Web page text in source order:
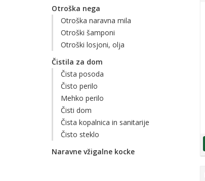
Otroška nega
Otroška naravna mila
Otroški šamponi
Otroški losjoni, olja
Čistila za dom
Čista posoda
Čisto perilo
Mehko perilo
Čisti dom
Čista kopalnica in sanitarije
Čisto steklo
Naravne vžigalne kocke